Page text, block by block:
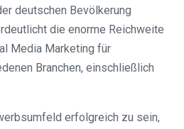
deutschen Bevölkerung
die enorme Reichweite
Media Marketing für
Branchen, einschließlich
erfolgreich zu sein,